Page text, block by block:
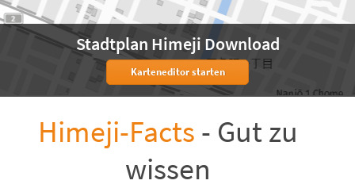
Stadtplan Himeji Download
Karteneditor starten
Himeji-Facts - Gut zu
wissen